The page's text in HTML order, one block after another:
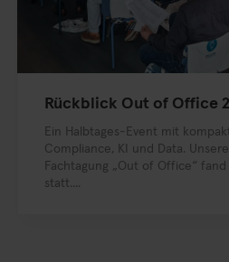
Rückblick Out of Office
Ein Halbtages-Event mit
Compliance, KI und Data.
Fachtagung „Out of Office“
statt....